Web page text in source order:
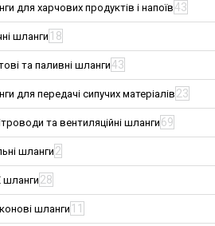
для харчових продуктів і напоїв43
шланги 18
та паливні шланги43
для передачі сипучих матеріалів 23
та вентиляційні шланги 69
шланги2
шланги28
шланги 11